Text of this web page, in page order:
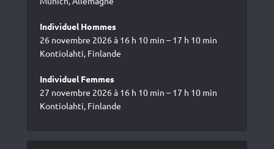
Individuel Hommes
26 novembre 2026 à 16 h 10 min – 17 h 10 min
Kontiolahti, Finlande
Individuel Femmes
27 novembre 2026 à 16 h 10 min – 17 h 10 min
Kontiolahti, Finlande